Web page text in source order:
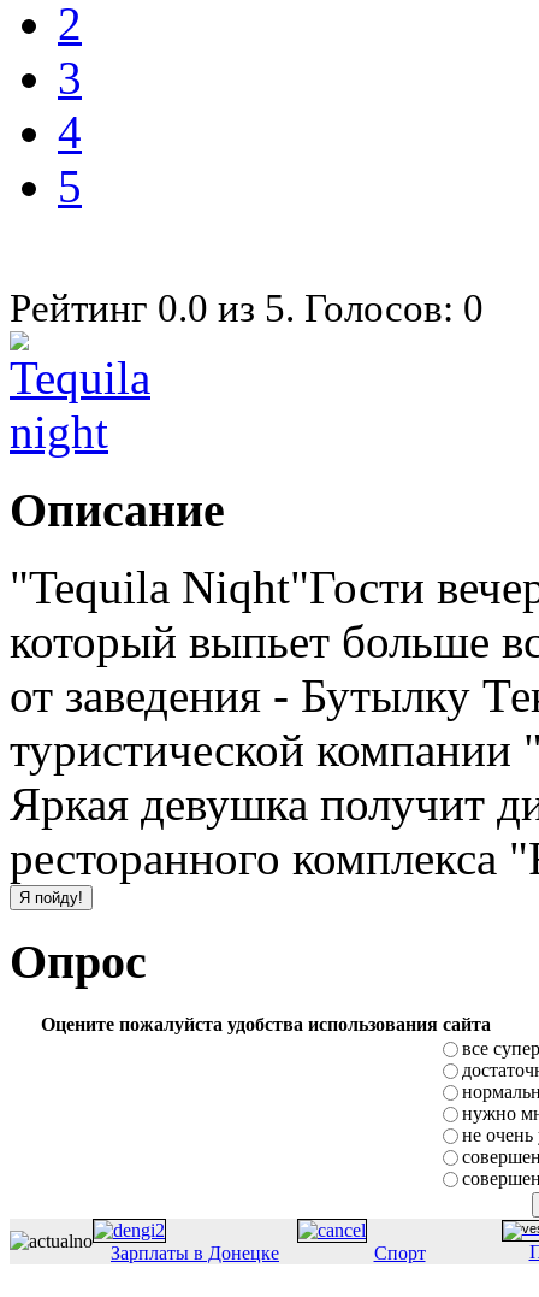
2
3
4
5
Рейтинг 0.0 из 5. Голосов: 0
Описание
"Tequila Niqht"Гости
который выпьет больше
от заведения - Бутылку
туристической
Яркая девушка получит
ресторанного комплекса
Опрос
Оцените пожалуйста удобства использования сайта
все супер
нужно
не очень
Зарплаты в Донецке Спорт